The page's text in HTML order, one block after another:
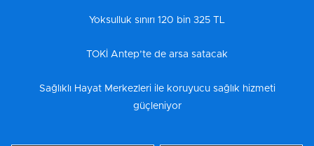
Yoksulluk sınırı 120 bin 325 TL
TOKİ Antep’te de arsa satacak
Sağlıklı Hayat Merkezleri ile koruyucu sağlık hizmeti
güçleniyor